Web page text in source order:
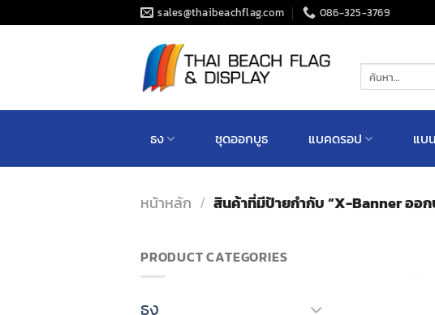
to
sales@thaibeachflag.com 086-325-3769
ค้นหา:
ธง ชุดออกบูธ แบคดรอป แบ
หน้าหลัก / สินค้าที่มีป้ายกำกับ “X-Banner ออก
PRODUCT CATEGORIES
ธง